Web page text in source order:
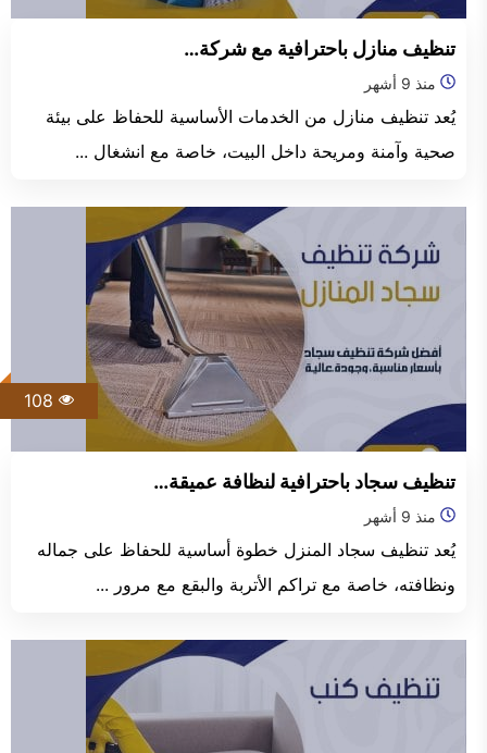
تنظيف منازل باحترافية مع شركة…
منذ 9 أشهر
يُعد تنظيف منازل من الخدمات الأساسية للحفاظ على بيئة
صحية وآمنة ومريحة داخل البيت، خاصة مع انشغال ...
تنظيف سجاد باحترافية لنظافة عميقة…
منذ 9 أشهر
يُعد تنظيف سجاد المنزل خطوة أساسية للحفاظ على جماله
ونظافته، خاصة مع تراكم الأتربة والبقع مع مرور ...